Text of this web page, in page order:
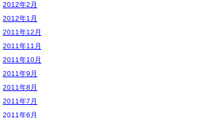
2012年2月
2012年1月
2011年12月
2011年11月
2011年10月
2011年9月
2011年8月
2011年7月
2011年6月